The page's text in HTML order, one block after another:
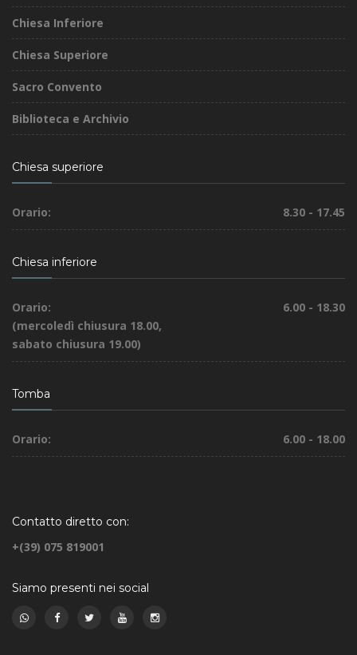
Chiesa Inferiore
Chiesa Superiore
Sacro Convento
Biblioteca e Archivio
Chiesa superiore
Orario: 8.30 - 17.45
Chiesa inferiore
Orario:
6.00 - 18.30
(mercoledì chiusura 18.00,
sabato chiusura 19.00)
Tomba
Orario: 6.00 - 18.00
Contatto diretto con:
+(39) 075 819001
Siamo presenti nei social